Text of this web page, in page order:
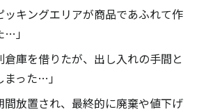
ッキングエリアが商品であふれて作
…」
倉庫を借りたが、出し入れの手間と
った…」
間放置され、最終的に廃棄や値下げ